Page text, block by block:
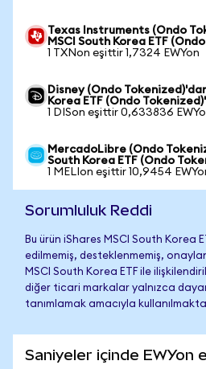
Texas Instruments (Ondo
MSCI South Korea ETF
1 TXNon eşittir 1,7324 EWYon
Disney (Ondo
Korea ETF (Ondo
1 DISon eşittir 0,633836
MercadoLibre (Ondo
South Korea ETF (Ondo
1 MELIon eşittir 10,9454
Sorumluluk Reddi
Bu ürün iShares MSCI South Korea
edilmemiş, desteklenmemiş,
MSCI South Korea ETF ile
diğer ticari markalar yalnızca
tanımlamak amacıyla
Saniyeler içinde EWYon